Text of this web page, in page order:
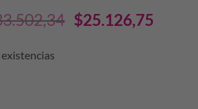
El
$25.126,75
existencias